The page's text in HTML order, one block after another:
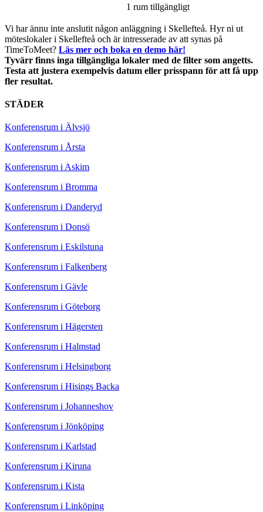
1 rum tillgängligt
Vi har ännu inte anslutit någon anläggning i Skellefteå. Hyr ni ut
möteslokaler i Skellefteå och är intresserade av att synas på
TimeToMeet? Läs mer och boka en demo här!
Tyvärr finns inga tillgängliga lokaler med de filter som angetts.
Testa att justera exempelvis datum eller prisspann för att få upp
fler resultat.
STÄDER
Konferensrum i Älvsjö
Konferensrum i Årsta
Konferensrum i Askim
Konferensrum i Bromma
Konferensrum i Danderyd
Konferensrum i Donsö
Konferensrum i Eskilstuna
Konferensrum i Falkenberg
Konferensrum i Gävle
Konferensrum i Göteborg
Konferensrum i Hägersten
Konferensrum i Halmstad
Konferensrum i Helsingborg
Konferensrum i Hisings Backa
Konferensrum i Johanneshov
Konferensrum i Jönköping
Konferensrum i Karlstad
Konferensrum i Kiruna
Konferensrum i Kista
Konferensrum i Linköping